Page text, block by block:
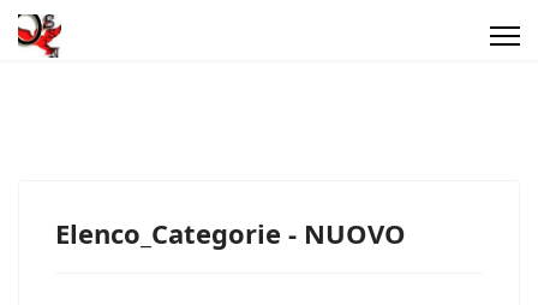
Elenco_Categorie - NUOVO